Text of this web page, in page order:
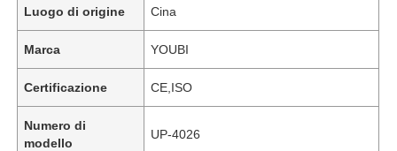
Luogo di origine Cina
Marca YOUBI
Certificazione CE,ISO
Numero di
modello
UP-4026